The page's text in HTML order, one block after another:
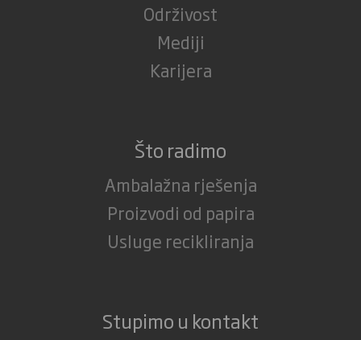
Održivost
Mediji
Karijera
Što radimo
Ambalažna rješenja
Proizvodi od papira
Usluge recikliranja
Stupimo u kontakt